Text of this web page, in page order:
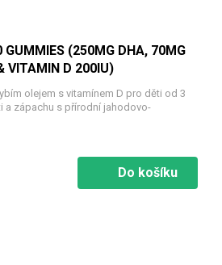
GUMMIES (250MG DHA, 70MG
VITAMIN D 200IU)
olejem s vitamínem D pro děti od 3
a zápachu s přírodní jahodovo-
Do košíku